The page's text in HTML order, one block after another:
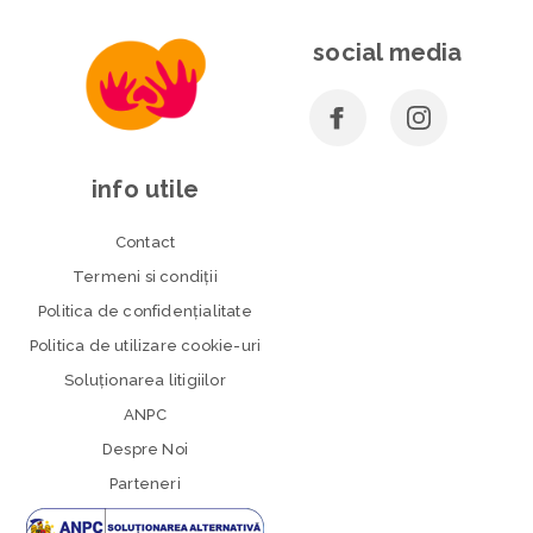
social media
info utile
Contact
Termeni si condiţii
Politica de confidenţialitate
Politica de utilizare cookie-uri
Soluționarea litigiilor
ANPC
Despre Noi
Parteneri